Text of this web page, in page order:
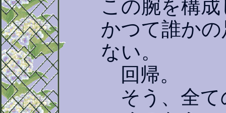
この腕を構
かつて誰か
ない。
回帰。
そう、全て